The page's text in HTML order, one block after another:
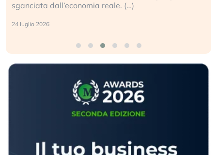
sganciata dall’economia reale. (…)
24 luglio 2026